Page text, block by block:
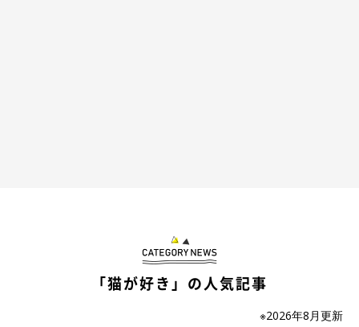
プロフィール
猫ライフを満喫中♪ 猫たちの絶妙な表情をとらえた写真と軽快
「猫が好き」の人気記事
※2026年8月更新